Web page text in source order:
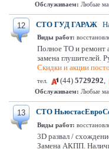
Обслуживаем: Любые
12 СТО ГУД ГАРАЖ
Виды работ:
Полное ТО и ремонт
замена глушителей.
Скидки и акции
тел. (44) 5729292,
Обслуживаем: Любые
13 СТО
Виды работ:
3D развал /
Замена АКПП.